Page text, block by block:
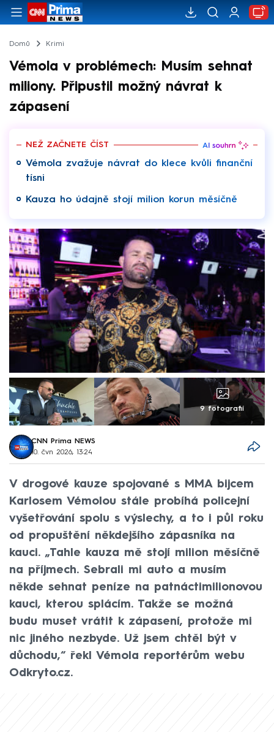
Domů Krimi
Vémola v problémech: Musím sehnat
miliony. Připustil možný návrat k
zápasení
NEŽ ZAČNETE ČÍST
Vémola zvažuje návrat do klece kvůli finanční
tísni
Kauza ho údajně stojí milion korun měsíčně
9 fotografií
CNN Prima NEWS
10. čvn 2026, 13:24
V drogové kauze spojované s MMA bijcem
Karlosem Vémolou stále probíhá policejní
vyšetřování spolu s výslechy, a to i půl roku
od propuštění někdejšího zápasníka na
kauci. „Tahle kauza mě stojí milion měsíčně
na příjmech. Sebrali mi auto a musím
někde sehnat peníze na patnáctimilionovou
kauci, kterou splácím. Takže se možná
budu muset vrátit k zápasení, protože mi
nic jiného nezbyde. Už jsem chtěl být v
důchodu,“ řekl Vémola reportérům webu
Odkryto.cz.